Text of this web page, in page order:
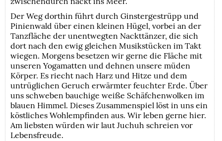
Der Weg dorthin führt durch Ginstergestrüpp und
Pinienwald über einen kleinen Hügel, vorbei an der
Tanzfläche der unentwegten Nackttänzer, die sich
dort nach den ewig gleichen Musikstücken im Takt
wiegen. Morgens besetzen wir gerne die Fläche mit
unseren Yogamatten und dehnen unsere müden
Körper. Es riecht nach Harz und Hitze und dem
untrüglichen Geruch erwärmter feuchter Erde. Über
uns schweben bauchige weiße Schäfchenwolken im
blauen Himmel. Dieses Zusammenspiel löst in uns ein
köstliches Wohlempfinden aus. Wir leben gerne hier.
Am liebsten würden wir laut Juchuh schreien vor
Lebensfreude.